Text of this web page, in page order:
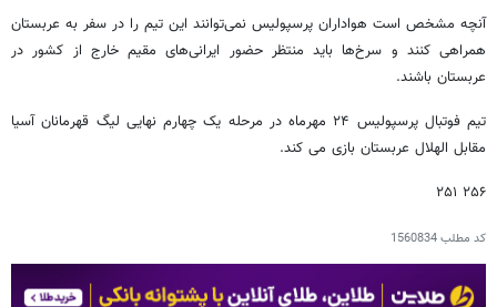
آنچه مشخص است هواداران پرسپولیس نمی‌توانند این تیم را در سفر به عربستان
همراهی کنند و سرخ‌ها باید منتظر حضور ایرانی‌های مقیم خارج از کشور در
عربستان باشند.
تیم فوتبال پرسپولیس ۲۴ مهرماه در مرحله یک چهارم نهایی لیگ قهرمانان آسیا
مقابل الهلال عربستان بازی می کند.
۲۵۶ ۲۵۱
کد مطلب1560834